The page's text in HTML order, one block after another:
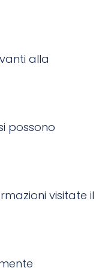
alla
possono
visitate il